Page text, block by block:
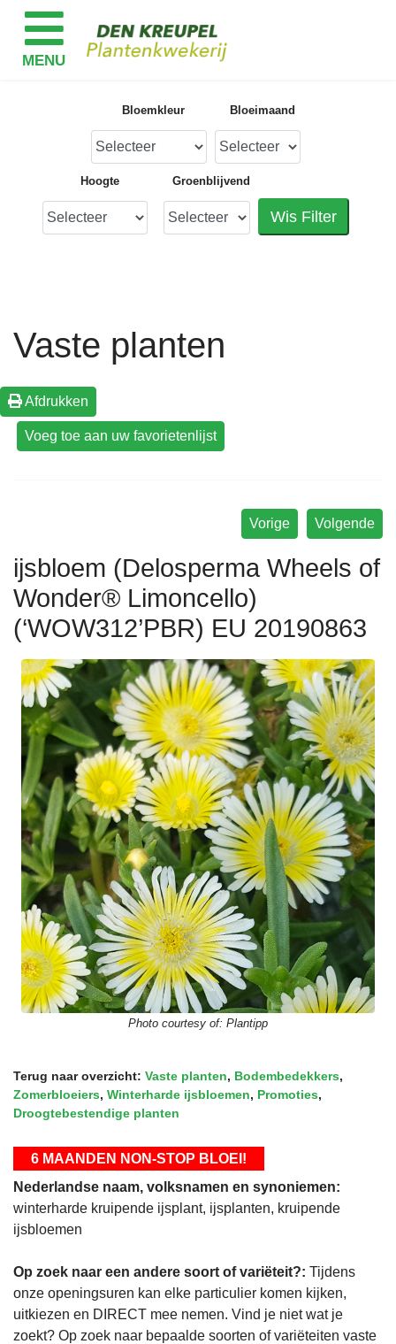
Bloemkleur Bloeimaand
Hoogte Groenblijvend
Wis Filter
Vaste planten
Afdrukken
Volgende
Vorige
ijsbloem (Delosperma Wheels of
Wonder® Limoncello)
(‘WOW312’PBR) EU 20190863
Photo courtesy of: Plantipp
Terug naar overzicht: Vaste planten, Bodembedekkers,
Zomerbloeiers, Winterharde ijsbloemen, Promoties,
Droogtebestendige planten
6 MAANDEN NON-STOP BLOEI!
Nederlandse naam, volksnamen en synoniemen:
winterharde kruipende ijsplant, ijsplanten, kruipende
ijsbloemen
Op zoek naar een andere soort of variëteit?: Tijdens
onze openingsuren kan elke particulier komen kijken,
uitkiezen en DIRECT mee nemen. Vind je niet wat je
zoekt? Op zoek naar bepaalde soorten of variëteiten vaste